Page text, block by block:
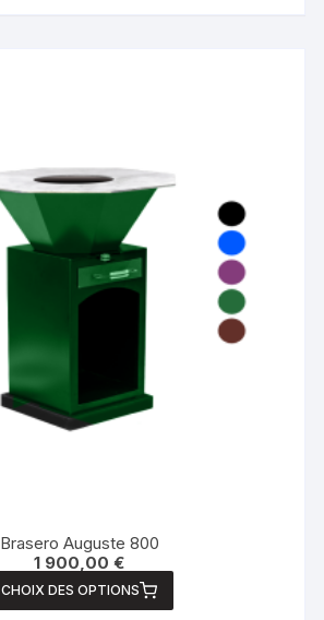
Brasero Auguste 800
1 900,00€
CHOIX DES OPTIONS